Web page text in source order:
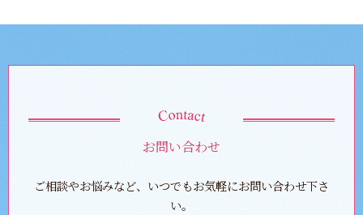
お問い合わせ
ご相談やお悩みなど、いつでもお気軽にお問い合わせ下さ
い。